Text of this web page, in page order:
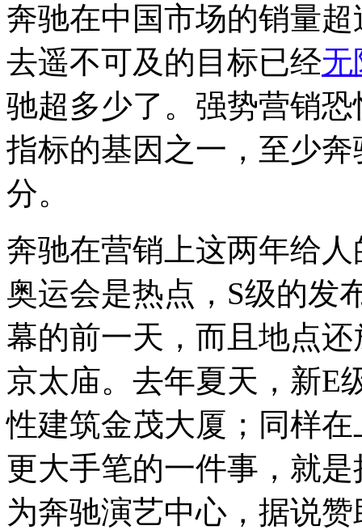
奔驰在中国市场的销量
去遥不可及的目标已经无
驰超多少了。强势营销
指标的基因之一，至少
分。
奔驰在营销上这两年给
奥运会是热点，S级的发
幕的前一天，而且地点
京太庙。去年夏天，新E
性建筑金茂大厦；同样
更大手笔的一件事，就
为奔驰演艺中心，据说